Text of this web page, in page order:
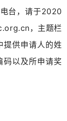
台，请于2020
，主题栏
提供申请人的姓
码以及所申请奖